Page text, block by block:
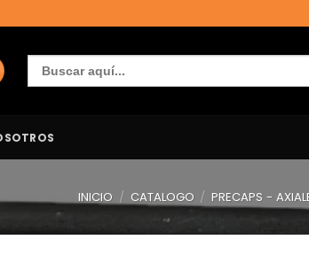
Buscar:
INICIO / CATALOGO / PRECAPS -